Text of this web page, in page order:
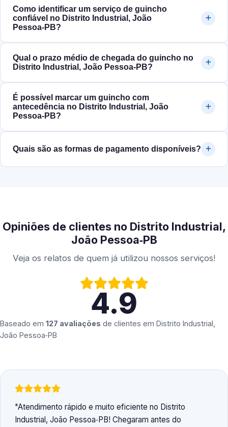
Como identificar um serviço de guincho
confiável no Distrito Industrial, João
Pessoa‑PB?
Qual o prazo médio de chegada do guincho no
Distrito Industrial, João Pessoa‑PB?
É possível marcar um guincho com
antecedência no Distrito Industrial, João
Pessoa‑PB?
Quais são as formas de pagamento disponíveis?
Opiniões de clientes no Distrito Industrial,
João Pessoa‑PB
Veja os relatos de quem já utilizou nossos serviços!
4.9
Baseado em 127 avaliações de clientes em Distrito Industrial,
João Pessoa‑PB
Atendimento rápido e muito eficiente no Distrito
Industrial, João Pessoa‑PB! Chegaram antes do